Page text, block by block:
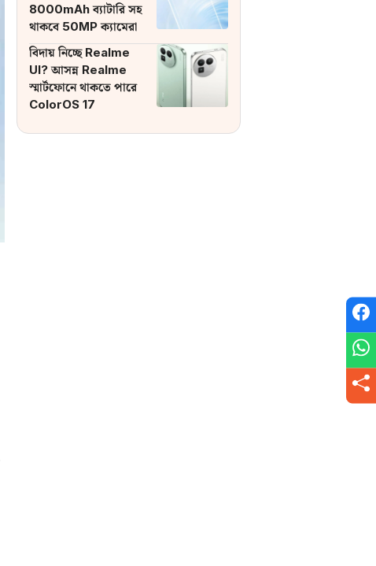
8000mAh ব্যাটারি সহ
থাকবে 50MP ক্যামেরা
বিদায় নিচ্ছে Realme
UI? আসন্ন Realme
স্মার্টফোনে থাকতে পারে
ColorOS 17